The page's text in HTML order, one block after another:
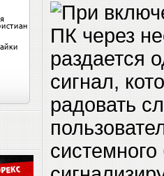
При
ПК через
раздается
сигнал,
радовать
системного